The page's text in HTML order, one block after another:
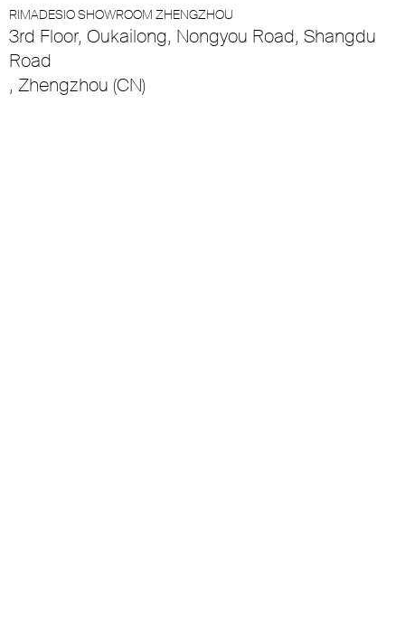
RIMADESIO SHOWROOM ZHENGZHOU
3rd Floor, Oukailong, Nongyou Road, Shangdu
Road
, Zhengzhou (CN)